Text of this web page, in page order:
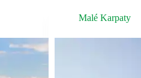
Malé Karpaty